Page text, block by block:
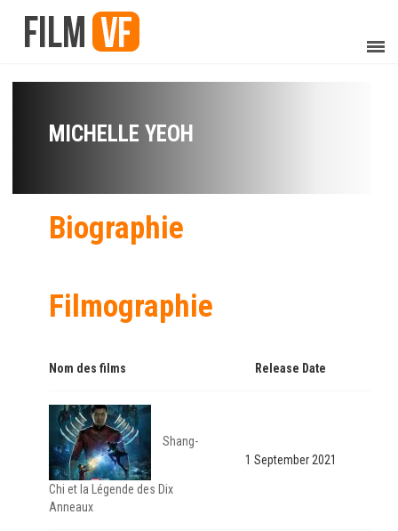
MICHELLE YEOH
Biographie
Filmographie
Nom des films Release Date
Shang-
Chi et la Légende des Dix
Anneaux
1 September 2021